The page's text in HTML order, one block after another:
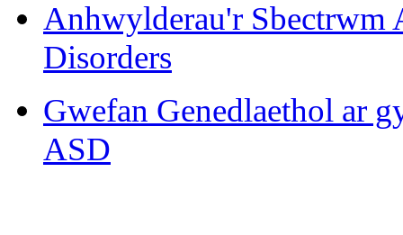
Anhwylderau'r Sbectrwm
Disorders
Gwefan Genedlaethol ar
ASD